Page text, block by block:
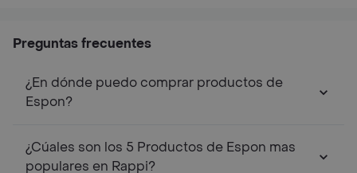
Preguntas frecuentes
¿En dónde puedo comprar productos de
Espon?
¿Cúales son los 5 Productos de Espon mas
populares en Rappi?